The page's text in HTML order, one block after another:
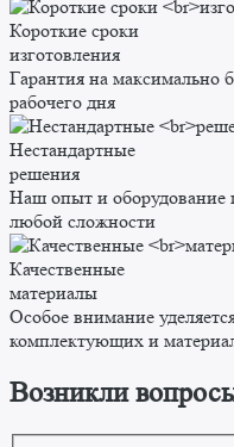
Короткие сроки
изготовления
Гарантия на максимально
рабочего дня
Нестандартные
решения
Наш опыт и оборудование
любой сложности
Качественные
материалы
Особое внимание
комплектующих и
Возникли